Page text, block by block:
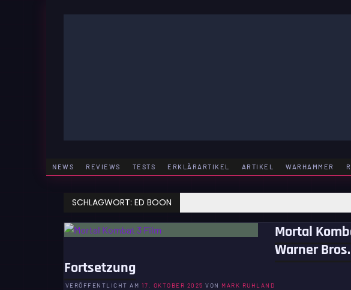
NEWS REVIEWS TESTS ERKLÄRARTIKEL ARTIKEL WARHAMMER
SCHLAGWORT: ED BOON
Mortal
Warner
Fortsetzung
VERÖFFENTLICHT AM 17. OKTOBER 2025 VON MARK RUHLAND